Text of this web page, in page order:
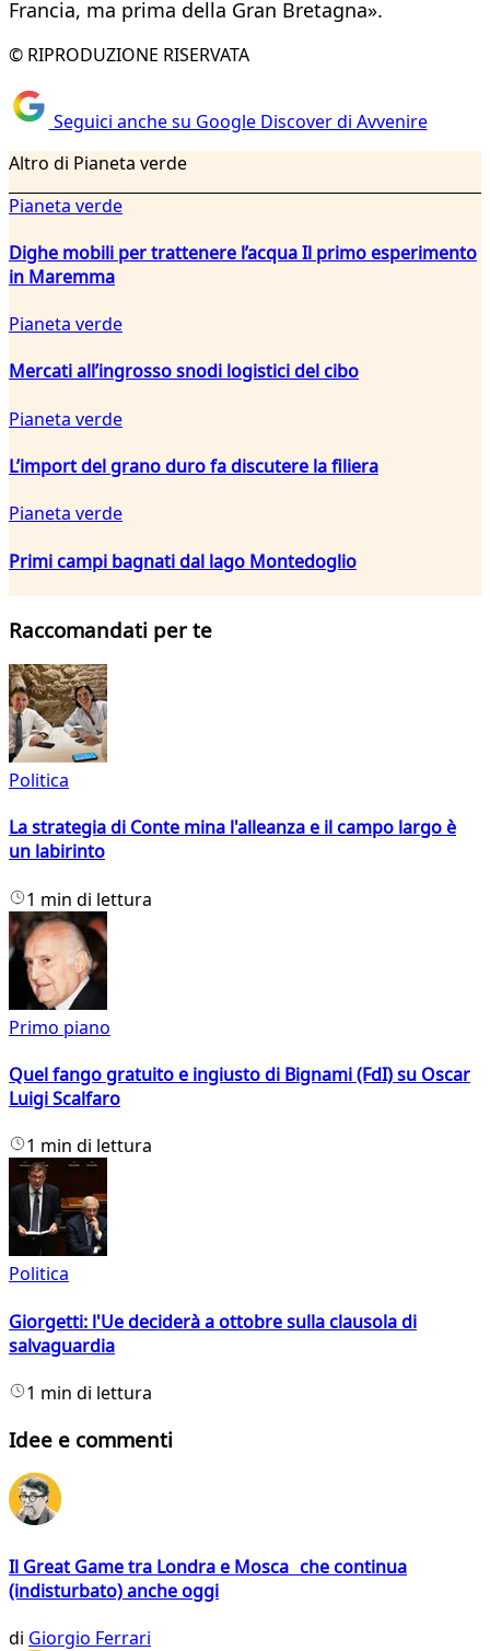
Francia, ma prima della Gran Bretagna».
© RIPRODUZIONE RISERVATA
Seguici anche su Google Discover di Avvenire
Altro di Pianeta verde
Pianeta verde
Dighe mobili per trattenere l’acqua Il primo esperimento
in Maremma
Pianeta verde
Mercati all’ingrosso snodi logistici del cibo
Pianeta verde
L’import del grano duro fa discutere la filiera
Pianeta verde
Primi campi bagnati dal lago Montedoglio
Raccomandati per te
Politica
La strategia di Conte mina l'alleanza e il campo largo è
un labirinto
1 min di lettura
Primo piano
Quel fango gratuito e ingiusto di Bignami (FdI) su Oscar
Luigi Scalfaro
1 min di lettura
Politica
Giorgetti: l'Ue deciderà a ottobre sulla clausola di
salvaguardia
1 min di lettura
Idee e commenti
Il Great Game tra Londra e Mosca che continua
(indisturbato) anche oggi
di Giorgio Ferrari